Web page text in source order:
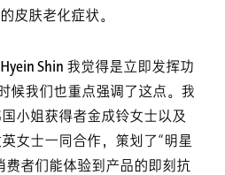
皮肤老化症状。
Shin 我觉得是立即发挥功
候我们也重点强调了这点。我
小姐获得者金成铃女士以及
女士一同合作，策划了“明星
费者们能体验到产品的即刻抗